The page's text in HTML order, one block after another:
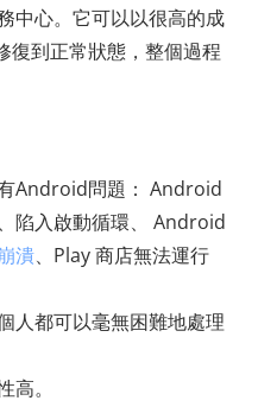
中心。它可以以很高的成
到正常狀態，整個過程
Android問題： Android
、陷入啟動循環、 Android
潰、Play 商店無法運行
人都可以毫無困難地處理
。